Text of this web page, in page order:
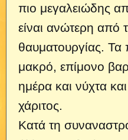
πιο μεγαλειώδης
είναι ανώτερη από
θαυματουργίας. Τα
μακρό, επίμονο
ημέρα και νύχτα
χάριτος.
Κατά τη